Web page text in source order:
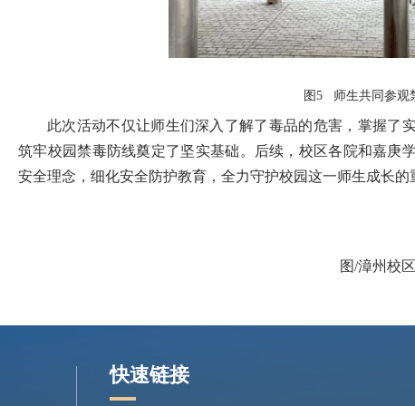
图5 师生共同参观
此次活动不仅让师生们深入了解了毒品的危害，掌握了
筑牢校园禁毒防线奠定了坚实基础。后续，校区各院和嘉庚
安全理念，细化安全防护教育，全力守护校园这一师生成长的
图/漳州校
快速链接